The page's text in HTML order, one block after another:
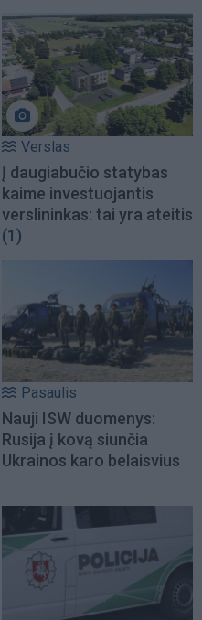
Verslas
Į daugiabučio statybas
kaime investuojantis
verslininkas: tai yra ateitis
(1)
Pasaulis
Nauji ISW duomenys:
Rusija į kovą siunčia
Ukrainos karo belaisvius